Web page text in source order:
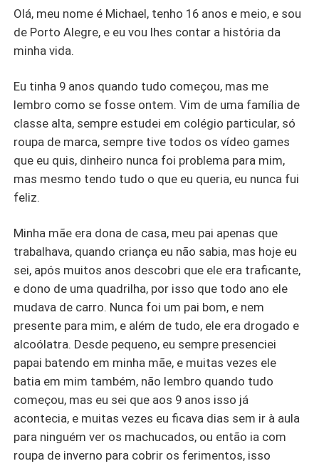
Olá, meu nome é Michael, tenho 16 anos e meio, e sou
de Porto Alegre, e eu vou lhes contar a história da
minha vida.
Eu tinha 9 anos quando tudo começou, mas me
lembro como se fosse ontem. Vim de uma família de
classe alta, sempre estudei em colégio particular, só
roupa de marca, sempre tive todos os vídeo games
que eu quis, dinheiro nunca foi problema para mim,
mas mesmo tendo tudo o que eu queria, eu nunca fui
feliz.
Minha mãe era dona de casa, meu pai apenas que
trabalhava, quando criança eu não sabia, mas hoje eu
sei, após muitos anos descobri que ele era traficante,
e dono de uma quadrilha, por isso que todo ano ele
mudava de carro. Nunca foi um pai bom, e nem
presente para mim, e além de tudo, ele era drogado e
alcoólatra. Desde pequeno, eu sempre presenciei
papai batendo em minha mãe, e muitas vezes ele
batia em mim também, não lembro quando tudo
começou, mas eu sei que aos 9 anos isso já
acontecia, e muitas vezes eu ficava dias sem ir à aula
para ninguém ver os machucados, ou então ia com
roupa de inverno para cobrir os ferimentos, isso